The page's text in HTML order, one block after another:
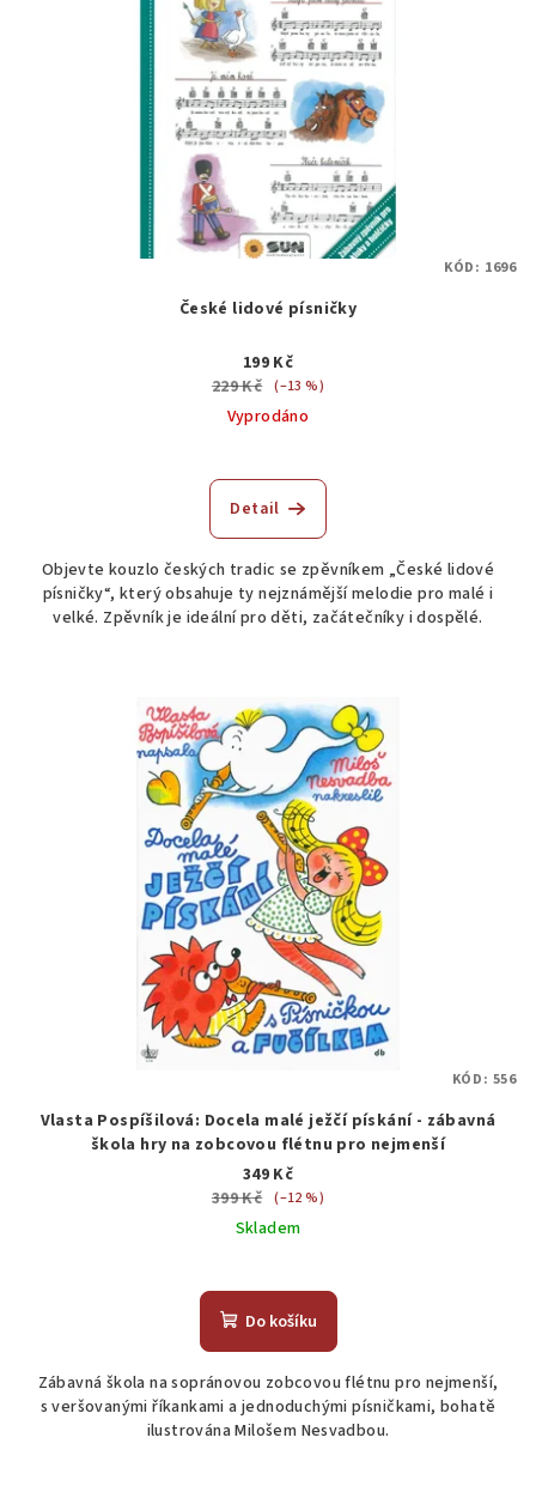
České lidové písničky
199 Kč
229 Kč (–13 %)
Vyprodáno
Detail
Objevte kouzlo českých tradic se zpěvníkem „České lidové
písničky“, který obsahuje ty nejznámější melodie pro malé i
velké. Zpěvník je ideální pro děti, začátečníky i dospělé.
KÓD: 1696
Vlasta Pospíšilová: Docela malé ježčí pískání - zábavná
škola hry na zobcovou flétnu pro nejmenší
349 Kč
399 Kč (–12 %)
Skladem
Do košíku
Zábavná škola na sopránovou zobcovou flétnu pro nejmenší,
s veršovanými říkankami a jednoduchými písničkami, bohatě
ilustrována Milošem Nesvadbou.
KÓD: 556